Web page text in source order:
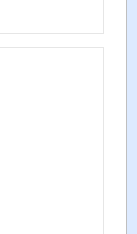
title-sr-equity]